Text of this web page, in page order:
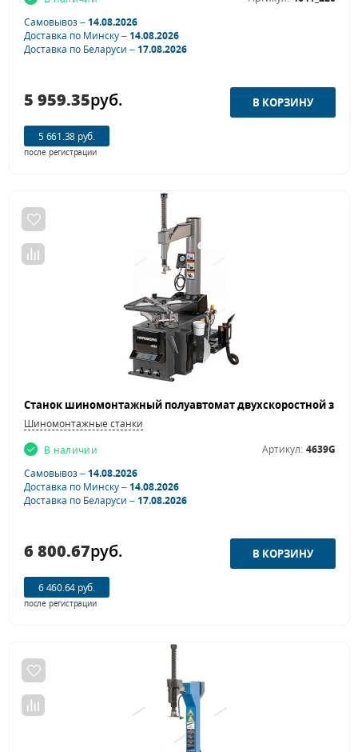
Самовывоз –14.08.2026
Доставка по Минску –14.08.2026
Доставка по Беларуси –17.08.2026
5 959.35руб.
5 661.38 руб.
после регистрации
Шиномонтажные станки
В наличии
Артикул: 4639G
Самовывоз –14.08.2026
Доставка по Минску –14.08.2026
Доставка по Беларуси –17.08.2026
6 800.67руб.
6 460.64 руб.
после регистрации